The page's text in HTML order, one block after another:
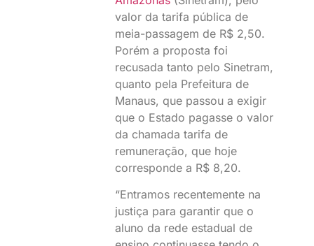
valor da tarifa pública de
meia-passagem de R$ 2,50.
Porém a proposta foi
recusada tanto pelo Sinetram,
quanto pela Prefeitura de
Manaus, que passou a exigir
que o Estado pagasse o valor
da chamada tarifa de
remuneração, que hoje
corresponde a R$ 8,20.
“Entramos recentemente na
justiça para garantir que o
aluno da rede estadual de